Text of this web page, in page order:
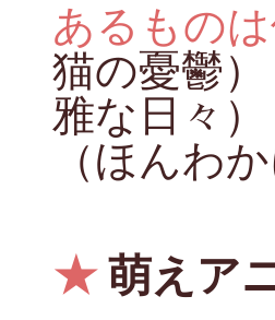
あるもの
猫の憂鬱）
雅な日々）
（ほんわ
★萌えア